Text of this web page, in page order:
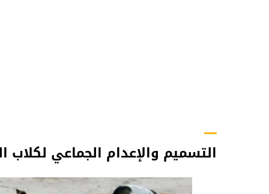
التسميم والإعدام الجماعي